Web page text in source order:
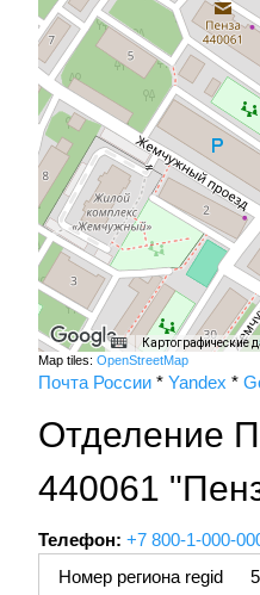
Картографические
Map tiles: OpenStreetMap
Почта России * Yandex *
Отделение
440061
Телефон: +7 800-1-000-
Номер региона regid